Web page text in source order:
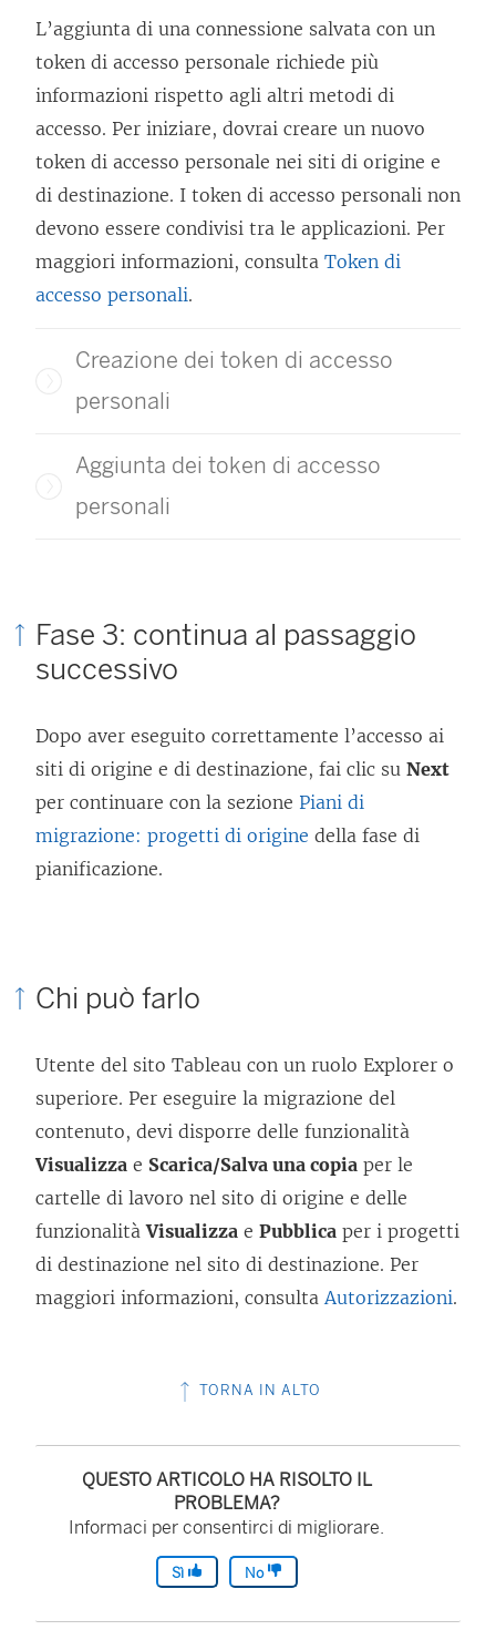
L’aggiunta di una connessione salvata con un
token di accesso personale richiede più
informazioni rispetto agli altri metodi di
accesso. Per iniziare, dovrai creare un nuovo
token di accesso personale nei siti di origine e
di destinazione. I token di accesso personali non
devono essere condivisi tra le applicazioni. Per
maggiori informazioni, consulta Token di
accesso personali.
Creazione dei token di accesso
personali
Aggiunta dei token di accesso
personali
Fase 3: continua al passaggio
successivo
Dopo aver eseguito correttamente l’accesso ai
siti di origine e di destinazione, fai clic su Next
per continuare con la sezione Piani di
migrazione: progetti di origine della fase di
pianificazione.
Chi può farlo
Utente del sito Tableau con un ruolo Explorer o
superiore. Per eseguire la migrazione del
contenuto, devi disporre delle funzionalità
Visualizza e Scarica/Salva una copia per le
cartelle di lavoro nel sito di origine e delle
funzionalitàVisualizza e Pubblica per i progetti
di destinazione nel sito di destinazione. Per
maggiori informazioni, consultaAutorizzazioni.
TORNA IN ALTO
QUESTO ARTICOLO HA RISOLTO IL
PROBLEMA?
Informaci per consentirci di migliorare.
Sì No